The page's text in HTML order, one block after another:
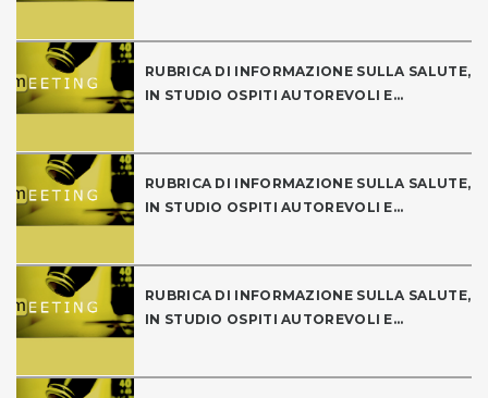
RUBRICA DI INFORMAZIONE SULLA SALUTE,
IN STUDIO OSPITI AUTOREVOLI E...
RUBRICA DI INFORMAZIONE SULLA SALUTE,
IN STUDIO OSPITI AUTOREVOLI E...
RUBRICA DI INFORMAZIONE SULLA SALUTE,
IN STUDIO OSPITI AUTOREVOLI E...